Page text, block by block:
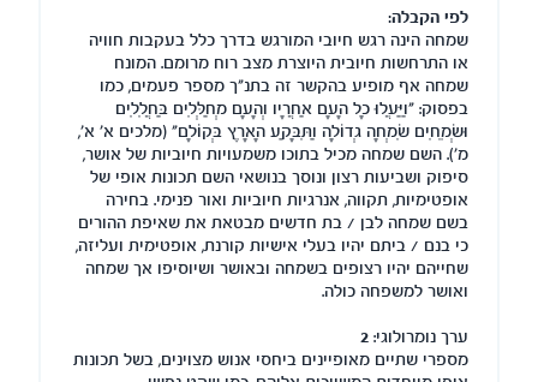
לפי הקבלה:
שמחה הינה רגש חיובי המורגש בדרך כלל בעקבות חוויה
או התרחשות חיובית היוצרת מצב רוח מרומם. המונח
שמחה אף מופיע בהקשר זה בתנ"ך מספר פעמים, כמו
בפסוק: "וַיַּעֲלוּ כָל הָעָם אַחֲרָיו וְהָעָם מְחַלְּלִים בַּחֲלִלִים
וּשְׂמֵחִים שִׂמְחָה גְדוֹלָה וַתִּבָּקַע הָאָרֶץ בְּקוֹלָם" (מלכים א' א',
מ'). השם שמחה מכיל בתוכו משמעויות חיוביות של אושר,
סיפוק ושביעות רצון ונוסך בנושאי השם תכונות אופי של
אופטימיות, תקווה, אנרגיות חיוביות ואור פנימי. בחירה
בשם שמחה לבן / בת חדשים מבטאת את שאיפת ההורים
כי בנם / ביתם יהיו בעלי אישיות קורנת, אופטימית ועליזה,
שחייהם יהיו רצופים בשמחה ובאושר ושיוסיפו אך שמחה
ואושר למשפחה כולה.
ערך נומרולוגי: 2
מספרי שתיים מאופיינים ביחסי אנוש מצוינים, בשל תכונות